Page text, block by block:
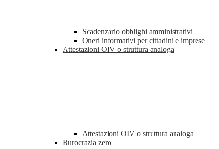
Scadenzario obblighi amministrativi
Oneri informativi per cittadini e imprese
Attestazioni OIV o struttura analoga
Attestazioni OIV o struttura analoga
Burocrazia zero